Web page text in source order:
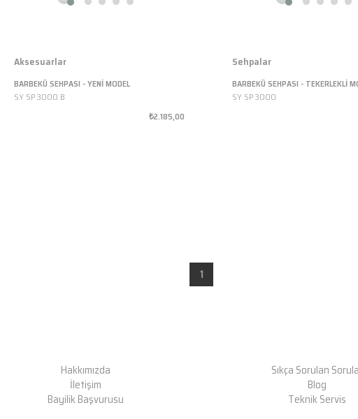
Aksesuarlar
BARBEKÜ SEHPASI - YENİ MODEL
SY SP 3000 B
₺2.185,00
Sehpalar
BARBEKÜ SEHPASI - TEKERLEKLİ
SY SP 3000
1
Hakkımızda
İletişim
Bayilik Başvurusu
Sıkça Sorulan
Blog
Teknik Servis